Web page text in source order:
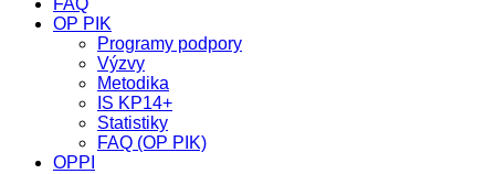
FAQ
OP PIK
Programy podpory
Výzvy
Metodika
IS KP14+
Statistiky
FAQ (OP PIK)
OPPI